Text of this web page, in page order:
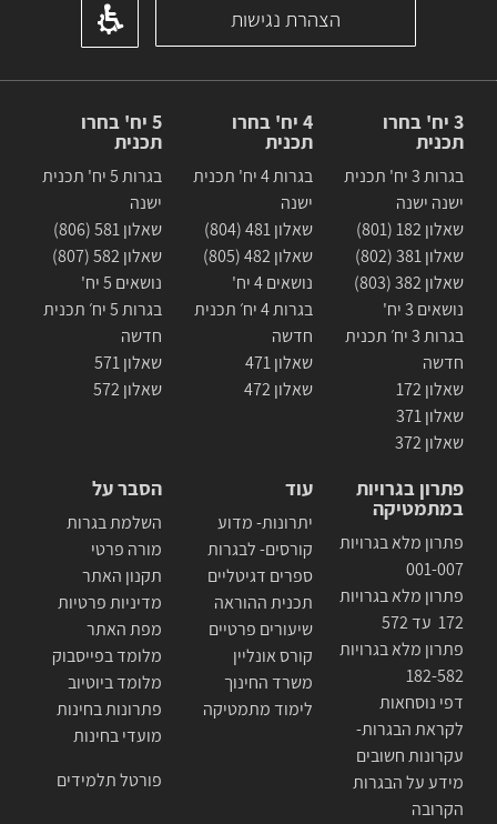
הצהרת נגישות
3 יח' בחרו
תכנית
בגרות 3 יח' תכנית
ישנה ישנה
שאלון 182 (801)
שאלון 381 (802)
שאלון 382 (803)
נושאים 3 יח'
בגרות 3 יח׳ תכנית
חדשה
שאלון 172
שאלון 371
שאלון 372
4 יח' בחרו
תכנית
בגרות 4 יח' תכנית
ישנה
שאלון 481 (804)
שאלון 482 (805)
נושאים 4 יח'
בגרות 4 יח׳ תכנית
חדשה
שאלון 471
שאלון 472
5 יח' בחרו
תכנית
בגרות 5 יח' תכנית
ישנה
שאלון 581 (806)
שאלון 582 (807)
נושאים 5 יח'
בגרות 5 יח׳ תכנית
חדשה
שאלון 571
שאלון 572
פתרון בגרויות
במתמטיקה
פתרון מלא בגרויות
001-007
פתרון מלא בגרויות
172 עד 572
פתרון מלא בגרויות
182-582
דפי נוסחאות
לקראת הבגרות-
עקרונות חשובים
מידע על הבגרות
הקרובה
עוד
יתרונות- מדוע
קורסים- לבגרות
ספרים דגיטליים
תכנית ההוראה
שיעורים פרטיים
קורס אונליין
משרד החינוך
לימוד מתמטיקה
הסבר על
השלמת בגרות
מורה פרטי
תקנון האתר
מדיניות פרטיות
מפת האתר
מלומד בפייסבוק
מלומד ביוטיוב
פתרונות בחינות
מועדי בחינות
פורטל תלמידים